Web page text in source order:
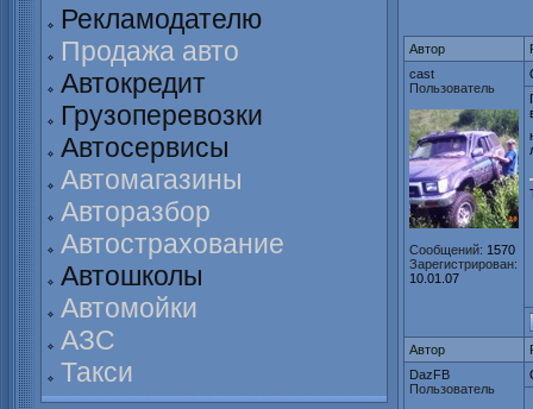
Рекламодателю
Продажа авто
Автокредит
Грузоперевозки
Автосервисы
Автомагазины
Авторазбор
Автострахование
Автошколы
Автомойки
АЗС
Такси
Автор
cast
Пользователь
Сообщений: 1570
Зарегистрирован:
10.01.07
Автор
DazFB
Пользователь